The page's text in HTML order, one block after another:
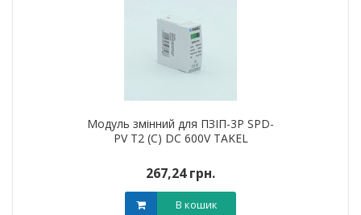
Модуль змінний для ПЗІП-3P SPD-
PV T2 (C) DC 600V TAKEL
267,24 грн.
В кошик